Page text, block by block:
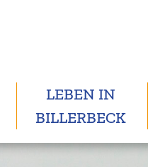
LEBEN IN
BILLERBECK